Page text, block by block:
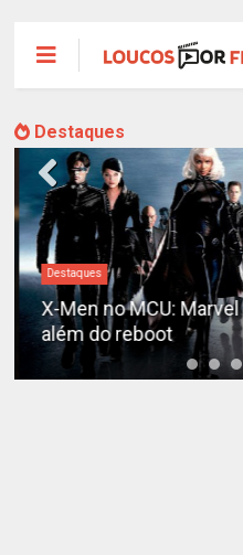
Destaques
Destaques
X-Men no MCU:
além do reboot